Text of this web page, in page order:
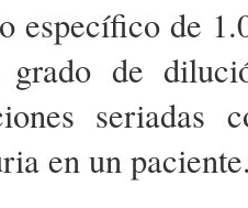
específico de
grado de
seriadas
en un